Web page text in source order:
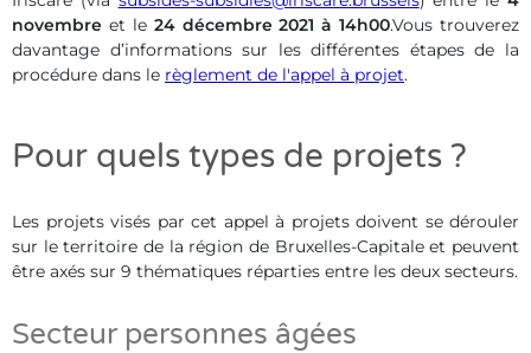
novembre et le 24 décembre 2021 à 14h00.Vous trouverez
davantage d’informations sur les différentes étapes de la
procédure dans le règlement de l'appel à projet.
Pour quels types de projets ?
Les projets visés par cet appel à projets doivent se dérouler
sur le territoire de la région de Bruxelles-Capitale et peuvent
être axés sur 9 thématiques réparties entre les deux secteurs.
Secteur personnes âgées